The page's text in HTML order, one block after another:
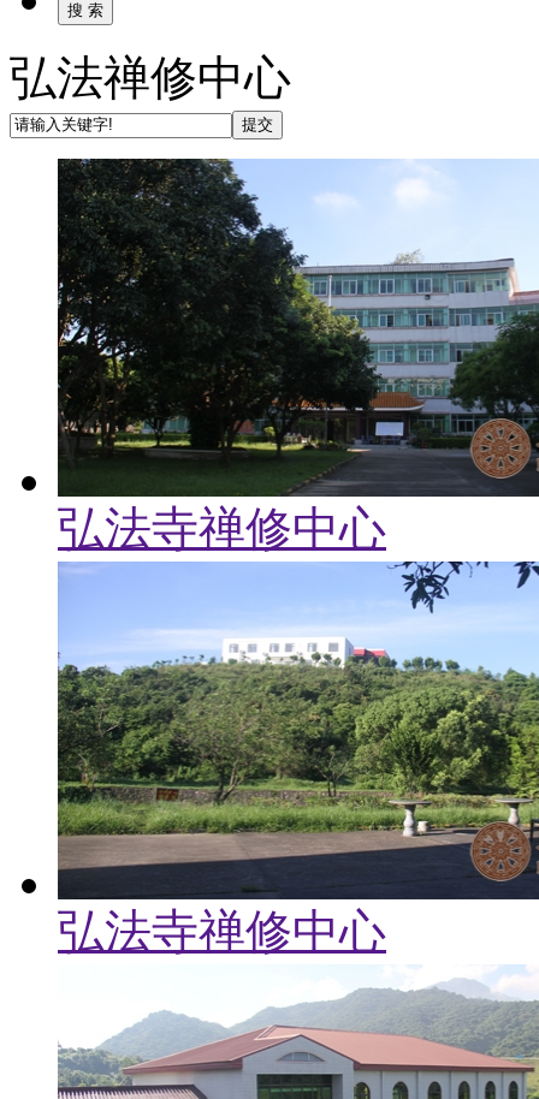
弘法禅修中心
弘法寺禅修中心
弘法寺禅修中心